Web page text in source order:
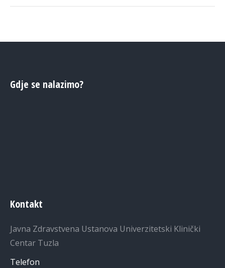
Gdje se nalazimo?
Kontakt
Javna Zdravstvena Ustanova Univerzitetski Klinički
Centar Tuzla
Telefon